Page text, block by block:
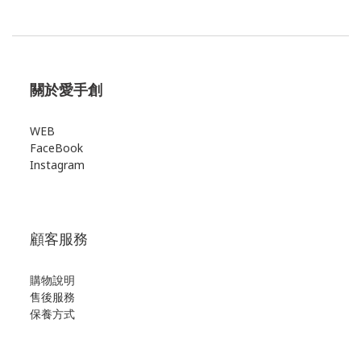
關於愛手創
WEB
FaceBook
Instagram
顧客服務
購物說明
售後服務
保養方式